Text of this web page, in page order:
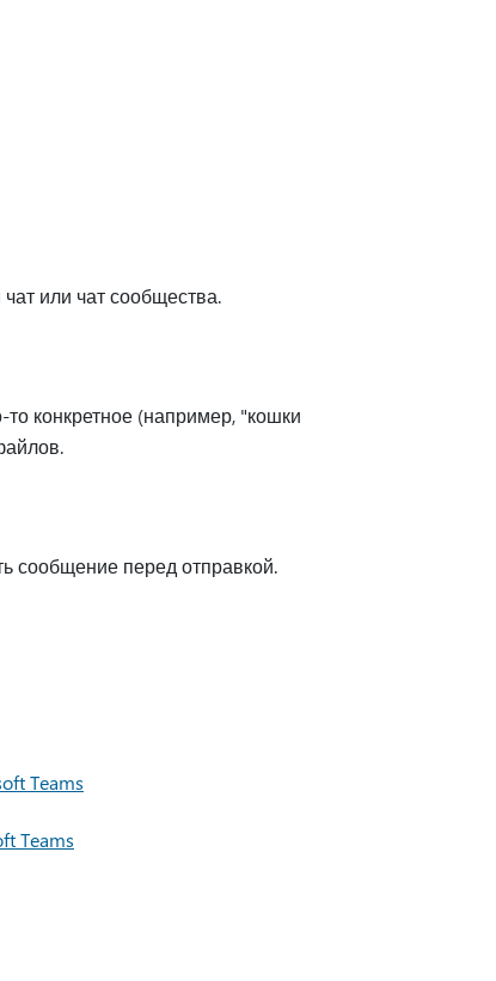
или чат сообщества.
то конкретное (например, "кошки
сообщение перед отправкой.
Teams
Teams